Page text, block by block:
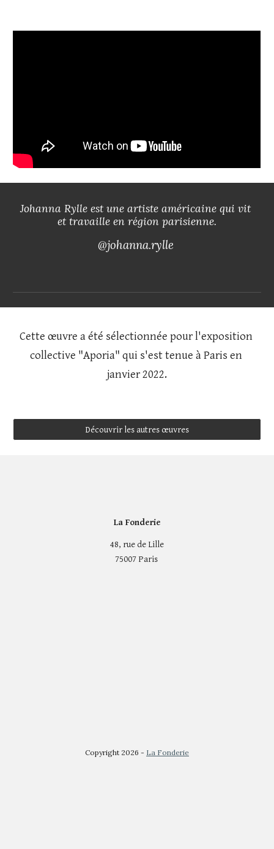
Johanna Rylle est une artiste américaine qui vit
et travaille en région parisienne.
@johanna.rylle
Cette œuvre a été sélectionnée pour l'exposition
collective "Aporia" qui s'est tenue à Paris en
janvier 2022.
Découvrir les autres œuvres
La Fonderie
48, rue de Lille
75007 Paris
Copyright 2026 - La Fonderie